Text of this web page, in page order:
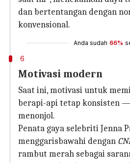
dan bertentangan dengan
konvensional.
Anda sudah 66%
6
Motivasi modern
Saat ini, motivasi untuk
berapi-api tetap konsisten
menonjol.
Penata gaya selebriti Jenna
menggarisbawahi dengan
rambut merah sebagai